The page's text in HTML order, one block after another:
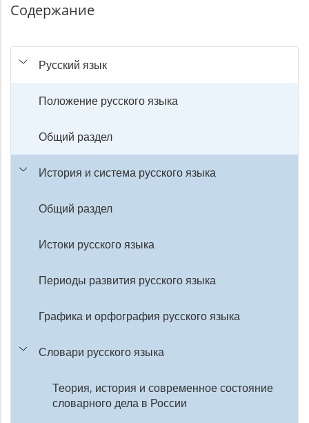
Содержание
Русский язык
Положение русского языка
Общий раздел
История и система русского языка
Общий раздел
Истоки русского языка
Периоды развития русского языка
Графика и орфография русского языка
Словари русского языка
Теория, история и современное состояние
словарного дела в России